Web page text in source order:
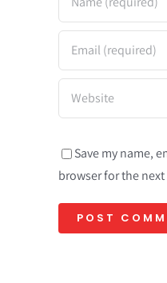
Save my name,
browser for the